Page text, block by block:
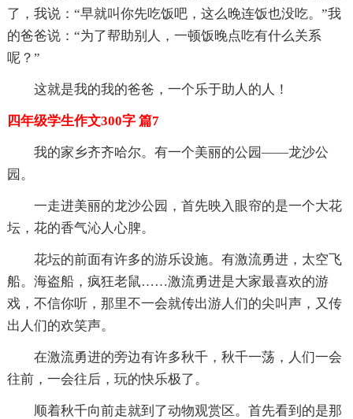
了，我说：“早就叫你先吃饭吧，这么晚连饭也没吃。”我
的爸爸说：“为了帮助别人，一顿饭晚点吃有什么关系
呢？”
这就是我的我的爸爸，一个乐于助人的人！
四年级学生作文300字 篇7
我的家乡齐齐哈尔。有一个美丽的公园——龙沙公
园。
一走进美丽的龙沙公园，首先映入眼帘的是一个大花
坛，花的香气沁人心脾。
花坛的前面有许多的游乐设施。有激流勇进，太空飞
船。海盗船，疯狂老鼠……激流勇进是大家最喜欢的游
戏，不信你听，那里不一会就传出游人们的尖叫声，又传
出人们的欢笑声。
在激流勇进的旁边有许多秋千，秋千一荡，人们一会
往前，一会往后，玩的快乐极了。
顺着秋千向前走就到了动物观赏区。首先看到的是那